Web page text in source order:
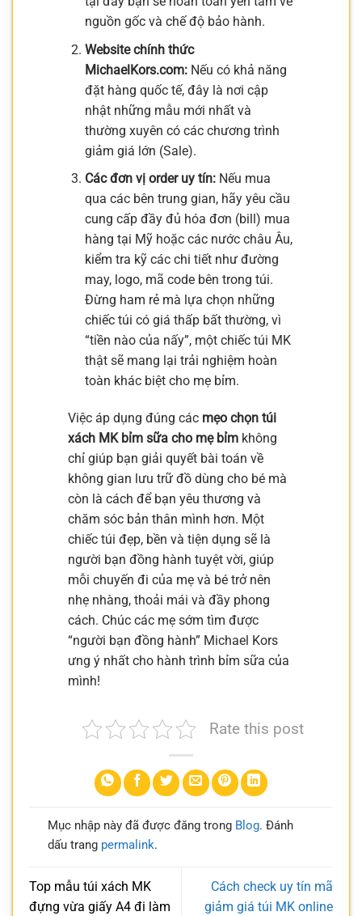
nguồn gốc và chế độ bảo hành.
Website chính thức
MichaelKors.com:Nếu có khả năng
đặt hàng quốc tế, đây là nơi cập
nhật những mẫu mới nhất và
thường xuyên có các chương trình
giảm giá lớn (Sale).
Các đơn vị order uy tín:Nếu mua
qua các bên trung gian, hãy yêu cầu
cung cấp đầy đủ hóa đơn (bill) mua
hàng tại Mỹ hoặc các nước châu Âu,
kiểm tra kỹ các chi tiết như đường
may, logo, mã code bên trong túi.
Đừng ham rẻ mà lựa chọn những
chiếc túi có giá thấp bất thường, vì
“tiền nào của nấy”, một chiếc túi MK
thật sẽ mang lại trải nghiệm hoàn
toàn khác biệt cho mẹ bỉm.
Việc áp dụng đúng các mẹo chọn túi
xách MK bỉm sữa cho mẹ bỉm không
chỉ giúp bạn giải quyết bài toán về
không gian lưu trữ đồ dùng cho bé mà
còn là cách để bạn yêu thương và
chăm sóc bản thân mình hơn. Một
chiếc túi đẹp, bền và tiện dụng sẽ là
người bạn đồng hành tuyệt vời, giúp
mỗi chuyến đi của mẹ và bé trở nên
nhẹ nhàng, thoải mái và đầy phong
cách. Chúc các mẹ sớm tìm được
“người bạn đồng hành” Michael Kors
ưng ý nhất cho hành trình bỉm sữa của
mình!
Rate this post
Mục nhập này đã được đăng trong Blog. Đánh
dấu trang permalink.
Top mẫu túi xách MK
đựng vừa giấy A4 đi làm
Cách check uy tín mã
giảm giá túi MK online